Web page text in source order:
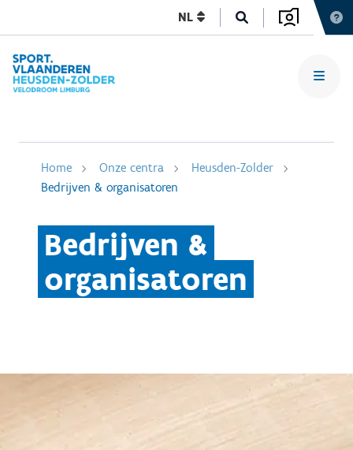
NL
Home Onze centra
Heusden-Zolder
Bedrijven & organisatoren
Bedrijven &
organisatoren